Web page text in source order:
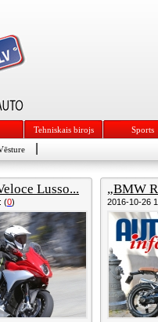
Tehniskais birojs Sports
Lusso...
(0)
„BMW
2016-10-26